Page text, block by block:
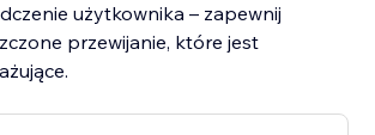
użytkownika – zapewnij
przewijanie, które jest